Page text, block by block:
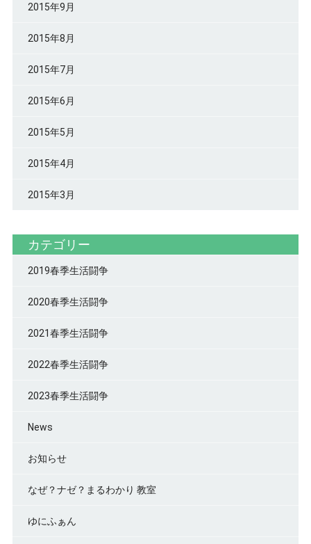
2015年9月
2015年8月
2015年7月
2015年6月
2015年5月
2015年4月
2015年3月
カテゴリー
2019春季生活闘争
2020春季生活闘争
2021春季生活闘争
2022春季生活闘争
2023春季生活闘争
News
お知らせ
なぜ？ナゼ？まるわかり 教室
ゆにふぁん